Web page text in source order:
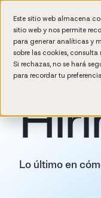
Este sitio web almacena
sitio web y nos permite
para generar analíticas y
sobre las cookies, consulta
Si rechazas, no se hará
para recordar tu
Lo último en